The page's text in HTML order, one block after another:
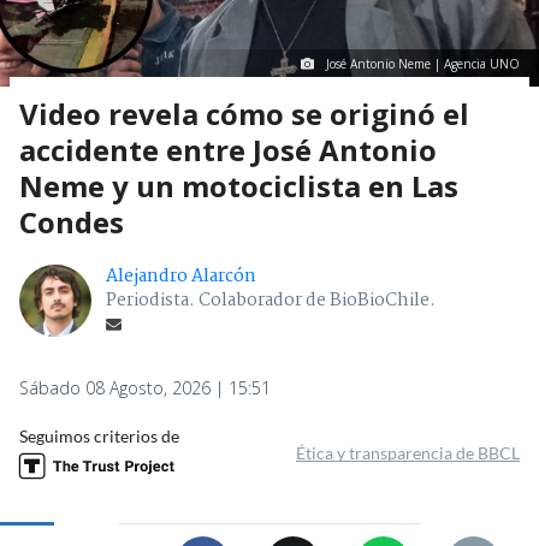
José Antonio Neme | Agencia UNO
Video revela cómo se originó el
accidente entre José Antonio
Neme y un motociclista en Las
Condes
Alejandro Alarcón
Periodista. Colaborador de BioBioChile.
Sábado 08 Agosto, 2026 | 15:51
Seguimos criterios de
Ética y transparencia de BBCL